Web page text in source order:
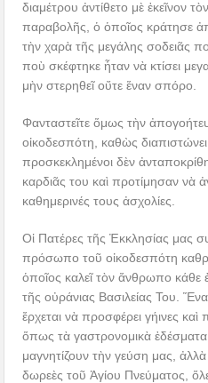
διαμέτρου ἀντίθετο μὲ ἐκεῖνον
παραβολῆς, ὁ ὁποῖος κράτησε
τὴν χαρὰ τῆς μεγάλης σοδειᾶς
ποὺ σκέφτηκε ἦταν νὰ κτίσει
μὴν στερηθεῖ οὔτε ἕναν σπόρο.
Φανταστεῖτε ὅμως τὴν
οἰκοδεσπότη, καθὼς
προσκεκλημένοι δὲν
καρδιᾶς του καὶ προτίμησαν νὰ
καθημερινές τους ἀσχολίες.
Οἱ Πατέρες τῆς Ἐκκλησίας μας
πρόσωπο τοῦ οἰκοδεσπότη
ὁποῖος καλεῖ τὸν ἄνθρωπο κάθε
τῆς οὐράνιας Βασιλείας Του.
ἔρχεται νὰ προσφέρει γήινες
ὅπως τὰ γαστρονομικὰ
μαγνητίζουν τὴν γεύση μας, ἀλλὰ
δωρεὲς τοῦ Ἁγίου Πνεύματος,